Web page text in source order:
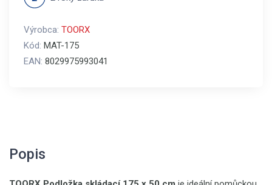
Výrobca: TOORX
Kód: MAT-175
EAN: 8029975993041
Popis